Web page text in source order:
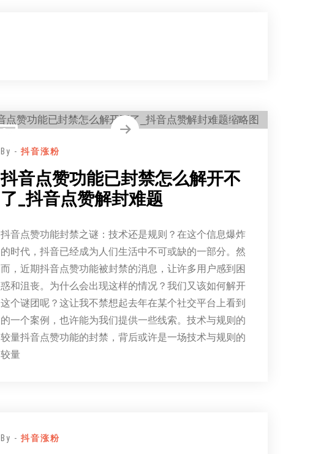
By - 抖音涨粉
抖音点赞功能已封禁怎么解开不
了_抖音点赞解封难题
抖音点赞功能封禁之谜：技术还是规则？在这个信息爆炸
的时代，抖音已经成为人们生活中不可或缺的一部分。然
而，近期抖音点赞功能被封禁的消息，让许多用户感到困
惑和沮丧。为什么会出现这样的情况？我们又该如何解开
这个谜团呢？这让我不禁想起去年在某个社交平台上看到
的一个案例，也许能为我们提供一些线索。技术与规则的
较量抖音点赞功能的封禁，背后或许是一场技术与规则的
较量
By - 抖音涨粉